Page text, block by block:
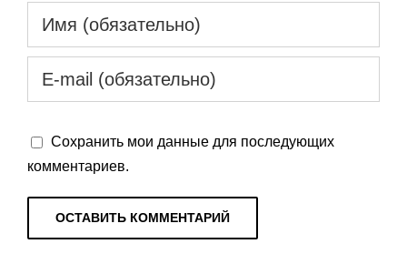
Сохранить мои данные для последующих
комментариев.